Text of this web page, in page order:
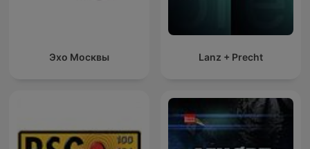
Эхо Москвы Lanz + Precht